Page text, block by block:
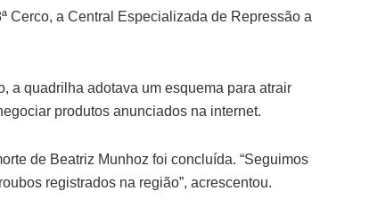
Cerco, a Central Especializada de Repressão a
a quadrilha adotava um esquema para atrair
produtos anunciados na internet.
de Beatriz Munhoz foi concluída. “Seguimos
registrados na região”, acrescentou.